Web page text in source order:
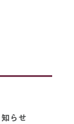
らせ